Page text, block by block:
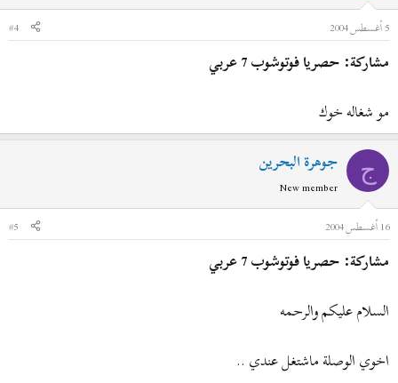
5 أغسطس 2004
#4
مشاركة: حصريا فوتوشوب 7 عربي
مو شغاله خوك
ج جوهرة البحرين
New member
16 أغسطس 2004
#5
مشاركة: حصريا فوتوشوب 7 عربي
السلام عليكم والرحمه
اخوي الوصلة ماشتغل عندي ..